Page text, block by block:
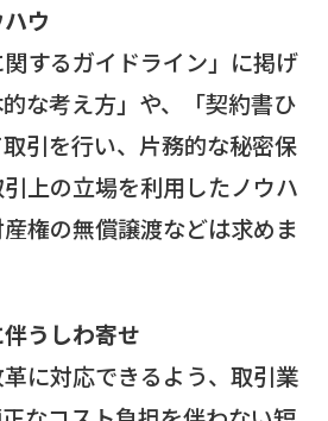
ウ
関するガイドライン」に掲げ
な考え方」や、「契約書ひ
引を行い、片務的な秘密保
上の立場を利用したノウハ
権の無償譲渡などは求めま
うしわ寄せ
に対応できるよう、取引業